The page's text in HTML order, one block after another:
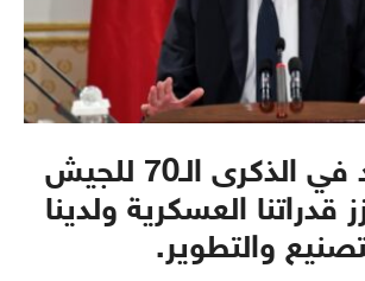
قيس سعيّد في الذكرى الـ70 للجيش
قدراتنا العسكرية ولدينا
والتطوير.